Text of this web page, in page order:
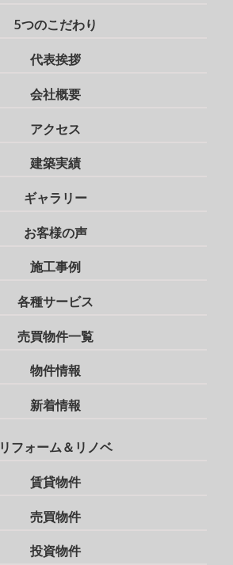
5つのこだわり
代表挨拶
会社概要
アクセス
建築実績
ギャラリー
お客様の声
施工事例
各種サービス
売買物件一覧
物件情報
新着情報
リフォーム＆リノベ
賃貸物件
売買物件
投資物件